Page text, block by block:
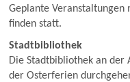
Geplante
finden statt.
Stadtbibliothek
Die Stadtbibliothek an der
der Osterferien